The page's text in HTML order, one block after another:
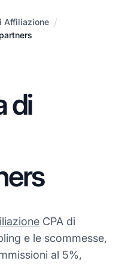
Affiliazione /
di
CPA di
e le scommesse,
al 5%,